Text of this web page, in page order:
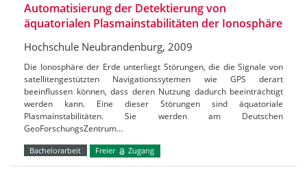
Automatisierung der Detektierung von
äquatorialen Plasmainstabilitäten der Ionosphäre
Hochschule Neubrandenburg, 2009
Die Ionosphäre der Erde unterliegt Störungen, die die Signale von
satellitengestützten Navigationssytemen wie GPS derart
beeinflussen können, dass deren Nutzung dadurch beeinträchtigt
werden kann. Eine dieser Störungen sind äquatoriale
Plasmainstabilitäten. Sie werden am Deutschen
GeoForschungsZentrum…
Bachelorarbeit Freier Zugang